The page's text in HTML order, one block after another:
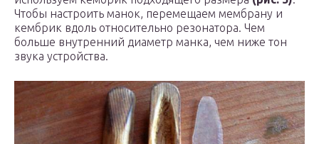
Чтобы настроить манок, перемещаем мембрану и
кембрик вдоль относительно резонатора. Чем
больше внутренний диаметр манка, чем ниже тон
звука устройства.